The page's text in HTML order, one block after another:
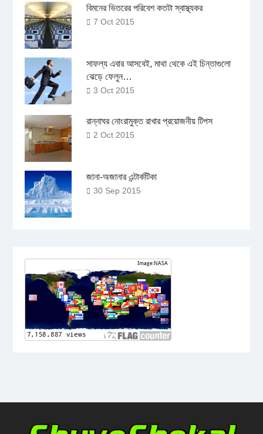
বিমনের ভিতরের পরিবেশ কতটা স্বাস্থ্যকর
7 Oct 2015
সাফল্য এবার আসবেই, মাথা থেকে এই চিন্তাগুলো
ঝেড়ে ফেলুন…
3 Oct 2015
রান্নাঘর নোংরামুক্ত রাখার প্রয়োজনীয় টিপস
2 Oct 2015
জানা-অজানার এন্টার্কটিকা
30 Sep 2015